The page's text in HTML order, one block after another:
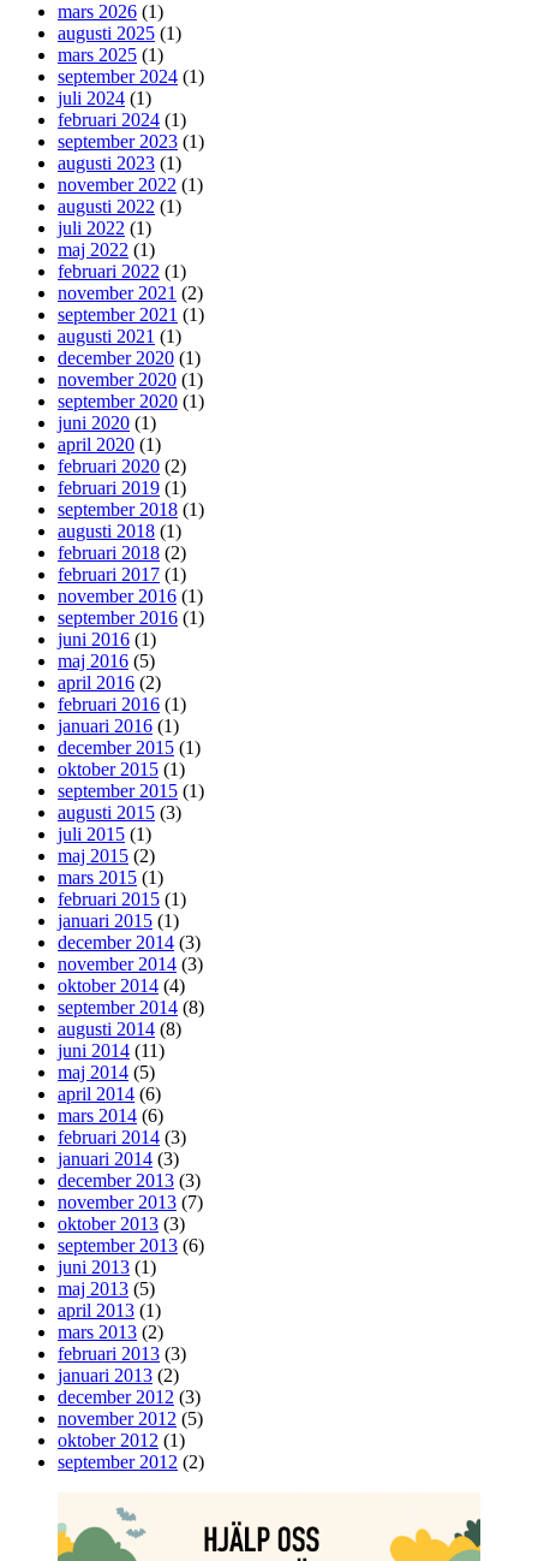
mars 2026 (1)
augusti 2025 (1)
mars 2025 (1)
september 2024 (1)
juli 2024 (1)
februari 2024 (1)
september 2023 (1)
augusti 2023 (1)
november 2022 (1)
augusti 2022 (1)
juli 2022 (1)
maj 2022 (1)
februari 2022 (1)
november 2021 (2)
september 2021 (1)
augusti 2021 (1)
december 2020 (1)
november 2020 (1)
september 2020 (1)
juni 2020 (1)
april 2020 (1)
februari 2020 (2)
februari 2019 (1)
september 2018 (1)
augusti 2018 (1)
februari 2018 (2)
februari 2017 (1)
november 2016 (1)
september 2016 (1)
juni 2016 (1)
maj 2016 (5)
april 2016 (2)
februari 2016 (1)
januari 2016 (1)
december 2015 (1)
oktober 2015 (1)
september 2015 (1)
augusti 2015 (3)
juli 2015 (1)
maj 2015 (2)
mars 2015 (1)
februari 2015 (1)
januari 2015 (1)
december 2014 (3)
november 2014 (3)
oktober 2014 (4)
september 2014 (8)
augusti 2014 (8)
juni 2014 (11)
maj 2014 (5)
april 2014 (6)
mars 2014 (6)
februari 2014 (3)
januari 2014 (3)
december 2013 (3)
november 2013 (7)
oktober 2013 (3)
september 2013 (6)
juni 2013 (1)
maj 2013 (5)
april 2013 (1)
mars 2013 (2)
februari 2013 (3)
januari 2013 (2)
december 2012 (3)
november 2012 (5)
oktober 2012 (1)
september 2012 (2)